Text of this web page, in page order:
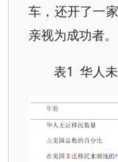
车，还开了一
亲视为成功者。
表1 华人